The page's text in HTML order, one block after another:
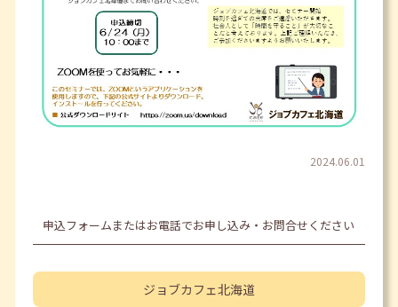
2024.06.01
申込フォームまたはお電話でお申し込み・お問合せください
ジョブカフェ北海道